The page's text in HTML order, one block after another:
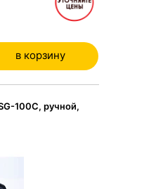
в корзину
в корзине
100C, ручной,